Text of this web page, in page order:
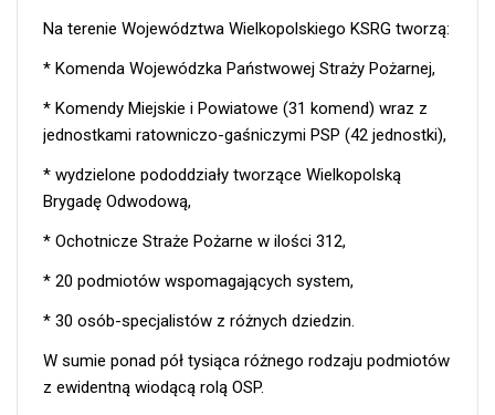
Na terenie Województwa Wielkopolskiego KSRG tworzą:
* Komenda Wojewódzka Państwowej Straży Pożarnej,
* Komendy Miejskie i Powiatowe (31 komend) wraz z
jednostkami ratowniczo-gaśniczymi PSP (42 jednostki),
* wydzielone pododdziały tworzące Wielkopolską
Brygadę Odwodową,
* Ochotnicze Straże Pożarne w ilości 312,
* 20 podmiotów wspomagających system,
* 30 osób-specjalistów z różnych dziedzin.
W sumie ponad pół tysiąca różnego rodzaju podmiotów
z ewidentną wiodącą rolą OSP.